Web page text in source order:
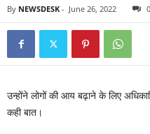
By NEWSDESK - June 26, 2022 0
उन्होंने लोगों की आय बढ़ाने के लिए
कही बात।